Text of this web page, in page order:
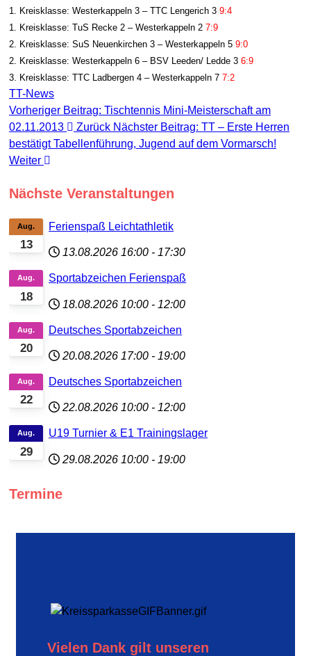
1. Kreisklasse: Westerkappeln 3 – TTC Lengerich 3 9:4
1. Kreisklasse: TuS Recke 2 – Westerkappeln 2 7:9
2. Kreisklasse: SuS Neuenkirchen 3 – Westerkappeln 5 9:0
2. Kreisklasse: Westerkappeln 6 – BSV Leeden/ Ledde 3 6:9
3. Kreisklasse: TTC Ladbergen 4 – Westerkappeln 7 7:2
TT-News
Vorheriger Beitrag: Tischtennis Mini-Meisterschaft am
02.11.2013
Zurück Nächster Beitrag: TT – Erste Herren
bestätigt Tabellenführung, Jugend auf dem Vormarsch!
Weiter
Nächste Veranstaltungen
13
Aug. Ferienspaß Leichtathletik
13.08.2026 16:00 - 17:30
18
Aug. Sportabzeichen Ferienspaß
18.08.2026 10:00 - 12:00
20
Aug. Deutsches Sportabzeichen
20.08.2026 17:00 - 19:00
22
Aug. Deutsches Sportabzeichen
22.08.2026 10:00 - 12:00
29
Aug. U19 Turnier & E1 Trainingslager
29.08.2026 10:00 - 19:00
Termine
Vielen Dank gilt unseren